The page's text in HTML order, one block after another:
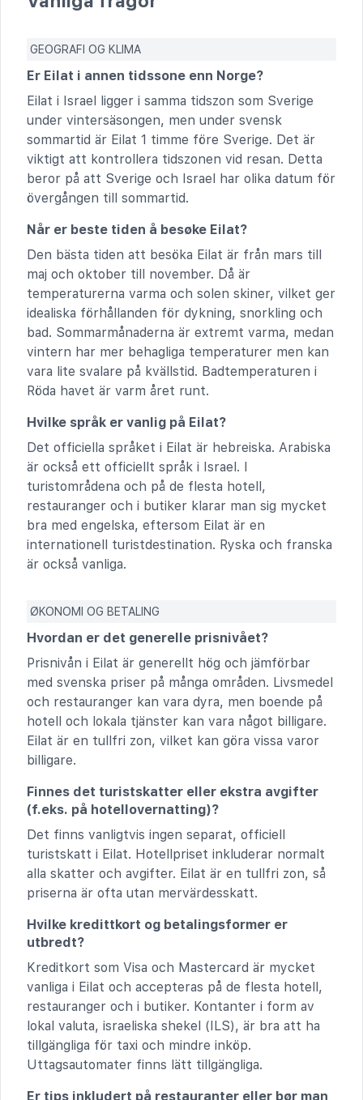
GEOGRAFI OG KLIMA
Er Eilat i annen tidssone enn Norge?
Eilat i Israel ligger i samma tidszon som Sverige
under vintersäsongen, men under svensk
sommartid är Eilat 1 timme före Sverige. Det är
viktigt att kontrollera tidszonen vid resan. Detta
beror på att Sverige och Israel har olika datum för
övergången till sommartid.
Når er beste tiden å besøke Eilat?
Den bästa tiden att besöka Eilat är från mars till
maj och oktober till november. Då är
temperaturerna varma och solen skiner, vilket ger
idealiska förhållanden för dykning, snorkling och
bad. Sommarmånaderna är extremt varma, medan
vintern har mer behagliga temperaturer men kan
vara lite svalare på kvällstid. Badtemperaturen i
Röda havet är varm året runt.
Hvilke språk er vanlig på Eilat?
Det officiella språket i Eilat är hebreiska. Arabiska
är också ett officiellt språk i Israel. I
turistområdena och på de flesta hotell,
restauranger och i butiker klarar man sig mycket
bra med engelska, eftersom Eilat är en
internationell turistdestination. Ryska och franska
är också vanliga.
ØKONOMI OG BETALING
Hvordan er det generelle prisnivået?
Prisnivån i Eilat är generellt hög och jämförbar
med svenska priser på många områden. Livsmedel
och restauranger kan vara dyra, men boende på
hotell och lokala tjänster kan vara något billigare.
Eilat är en tullfri zon, vilket kan göra vissa varor
billigare.
Finnes det turistskatter eller ekstra avgifter
(f.eks. på hotellovernatting)?
Det finns vanligtvis ingen separat, officiell
turistskatt i Eilat. Hotellpriset inkluderar normalt
alla skatter och avgifter. Eilat är en tullfri zon, så
priserna är ofta utan mervärdesskatt.
Hvilke kredittkort og betalingsformer er
utbredt?
Kreditkort som Visa och Mastercard är mycket
vanliga i Eilat och accepteras på de flesta hotell,
restauranger och i butiker. Kontanter i form av
lokal valuta, israeliska shekel (ILS), är bra att ha
tillgängliga för taxi och mindre inköp.
Uttagsautomater finns lätt tillgängliga.
Er tips inkludert på restauranter eller bør man